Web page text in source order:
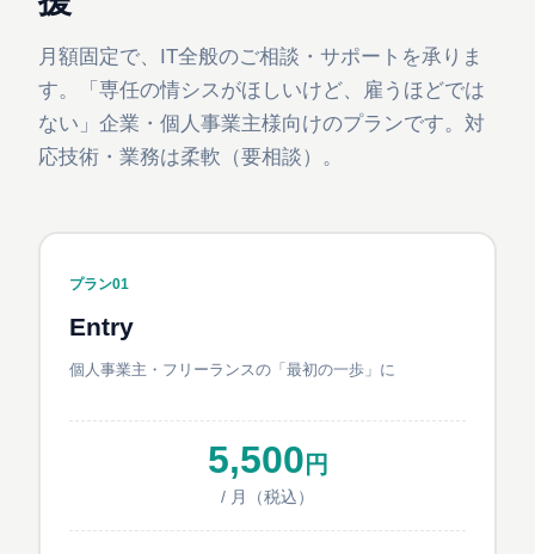
月額固定で、IT全般のご相談・サポートを承りま
す。「専任の情シスがほしいけど、雇うほどでは
ない」企業・個人事業主様向けのプランです。対
応技術・業務は柔軟（要相談）。
プラン01
Entry
個人事業主・フリーランスの「最初の一歩」に
5,500 円
/ 月（税込）